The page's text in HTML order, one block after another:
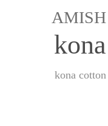
kona
AMISH
kona cotton